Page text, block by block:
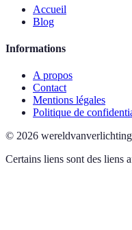
Accueil
Blog
Informations
A propos
Contact
Mentions légales
Politique de
© 2026
Certains liens sont des liens